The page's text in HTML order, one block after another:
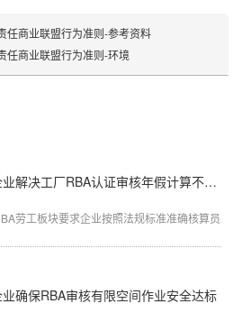
任商业联盟行为准则-参考资料
任商业联盟行为准则-环境
深圳创思维企业解决工厂RBA认证审核年假计算不准确
劳工板块要求企业按照法规标准准确核算员工
确保RBA审核有限空间作业安全达标